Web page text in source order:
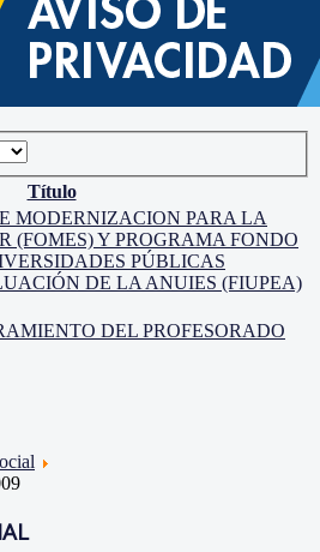
Título
MODERNIZACION PARA LA
(FOMES) Y PROGRAMA FONDO
PÚBLICAS
DE LA ANUIES (FIUPEA)
DEL PROFESORADO